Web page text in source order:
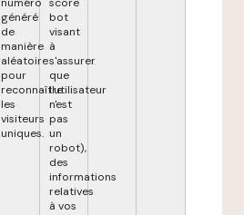
généré
de
manière
aléatoire
pour
reconnaître
les
visiteurs
uniques.
bot
visant
à
s'assurer
que
l'utilisateur
n'est
pas
un
robot),
des
informations
relatives
à vos